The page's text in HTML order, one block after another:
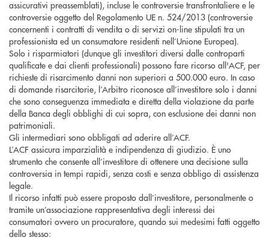
assicurativi preassemblati), incluse le controversie transfrontaliere e le
controversie oggetto del Regolamento UE n. 524/2013 (controversie
concernenti i contratti di vendita o di servizi on-line stipulati tra un
professionista ed un consumatore residenti nell’Unione Europea).
Solo i risparmiatori (dunque gli investitori diversi dalle controparti
qualificate e dai clienti professionali) possono fare ricorso all'ACF, per
richieste di risarcimento danni non superiori a 500.000 euro. In caso
di domande risarcitorie, l’Arbitro riconosce all’investitore solo i danni
che sono conseguenza immediata e diretta della violazione da parte
della Banca degli obblighi di cui sopra, con esclusione dei danni non
patrimoniali.
Gli intermediari sono obbligati ad aderire all’ACF.
L’ACF assicura imparzialità e indipendenza di giudizio. È uno
strumento che consente all’investitore di ottenere una decisione sulla
controversia in tempi rapidi, senza costi e senza obbligo di assistenza
legale.
Il ricorso infatti può essere proposto dall’investitore, personalmente o
tramite un’associazione rappresentativa degli interessi dei
consumatori ovvero un procuratore, quando sui medesimi fatti oggetto
dello stesso: